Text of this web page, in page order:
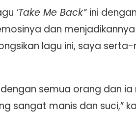
‘Take Me Back”ini
dan
lagu ini, saya
semua orang dan
sangat manis dan suci,”